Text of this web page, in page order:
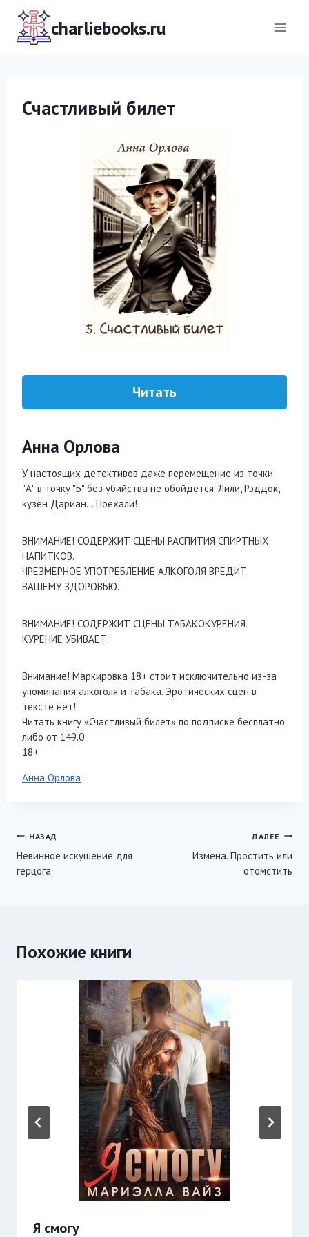
Перейти
содержимомуcharliebooks.ru
Счастливый билет
Читать
Анна Орлова
У настоящих детективов даже перемещение из точки
"А" в точку "Б" без убийства не обойдется. Лили, Рэддок,
кузен Дариан… Поехали!
ВНИМАНИЕ! СОДЕРЖИТ СЦЕНЫ РАСПИТИЯ СПИРТНЫХ
НАПИТКОВ.
ЧРЕЗМЕРНОЕ УПОТРЕБЛЕНИЕ АЛКОГОЛЯ ВРЕДИТ
ВАШЕМУ ЗДОРОВЬЮ.
ВНИМАНИЕ! СОДЕРЖИТ СЦЕНЫ ТАБАКОКУРЕНИЯ.
КУРЕНИЕ УБИВАЕТ.
Внимание! Маркировка 18+ стоит исключительно из-за
упоминания алкоголя и табака. Эротических сцен в
тексте нет!
Читать книгу «Счастливый билет» по подписке бесплатно
либо от 149.0
18+
Метки
Анна Орлова
Навигация
по
записям
НАЗАД
Невинное искушение для
герцога
ДАЛЕЕ
Измена. Простить или
отомстить
Похожие книги
Я смогу